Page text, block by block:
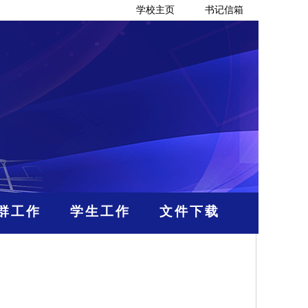
学校主页 书记信箱
工作 学生工作 文件下载